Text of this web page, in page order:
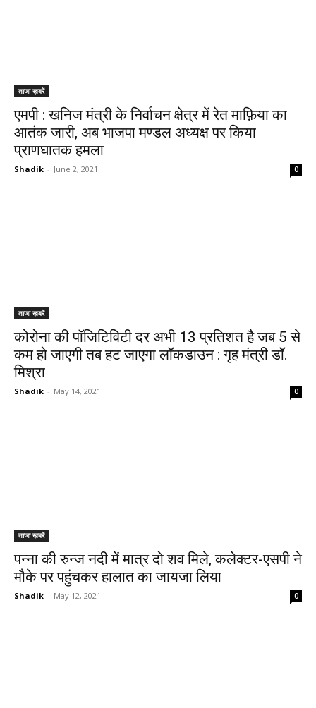
ताजा ख़बरें
एमपी : खनिज मंत्री के निर्वाचन क्षेत्र में रेत माफ़िया का
आतंक जारी, अब भाजपा मण्डल अध्यक्ष पर किया
प्राणघातक हमला
Shadik - June 2, 2021 0
ताजा ख़बरें
कोरोना की पॉजिटिविटी दर अभी 13 प्रतिशत है जब 5 से
कम हो जाएगी तब हट जाएगा लॉकडाउन : गृह मंत्री डॉ.
मिश्रा
Shadik - May 14, 2021 0
ताजा ख़बरें
पन्ना की रुन्ज नदी में मात्र दो शव मिले, कलेक्टर-एसपी ने
मौके पर पहुंचकर हालात का जायजा लिया
Shadik - May 12, 2021 0